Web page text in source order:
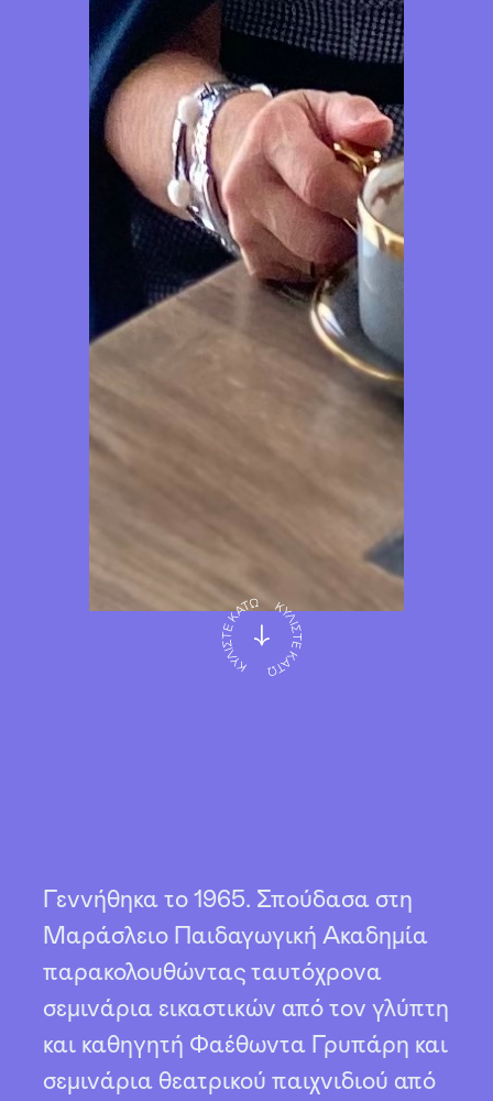
Γεννήθηκα το 1965. Σπούδασα στη
Μαράσλειο Παιδαγωγική Ακαδημία
παρακολουθώντας ταυτόχρονα
σεμινάρια εικαστικών από τον γλύπτη
και καθηγητή Φαέθωντα Γρυπάρη και
σεμινάρια θεατρικού παιχνιδιού από